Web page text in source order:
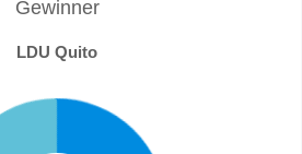
Gewinner
LDU Quito